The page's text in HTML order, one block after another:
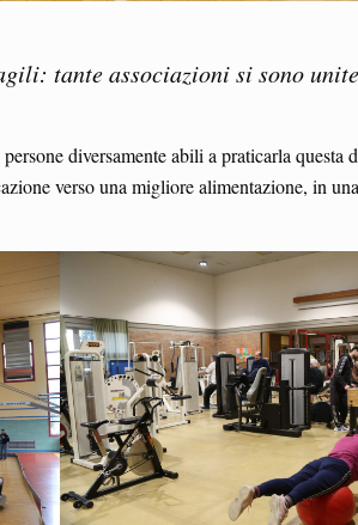
tante associazioni si sono
diversamente abili a praticarla questa
verso una migliore alimentazione, in